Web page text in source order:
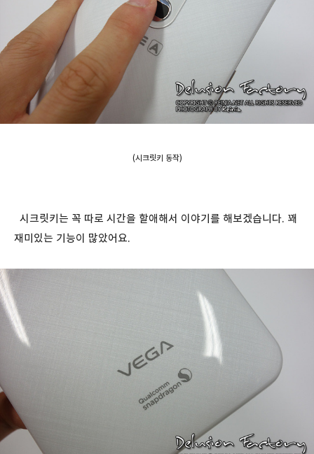
(시크릿키 동작)
시크릿키는 꼭 따로 시간을 할애해서 이야기를 해보겠습니다. 꽤
재미있는 기능이 많았어요.